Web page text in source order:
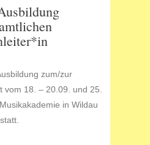
zum/zur
vom 18. – 20.09. und 25.
in Wildau